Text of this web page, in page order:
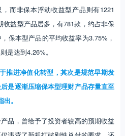
而非保本浮动收益型产品则有1221
益型产品居多，有781款，约占非保
保本型产品的平均收益率为3.75%，
是达到4.26%。
推进净值化转型，其次是规范早期发
是逐渐压缩保本型理财产品存量直至
。
品，曾给予了投资者较高的预期收益